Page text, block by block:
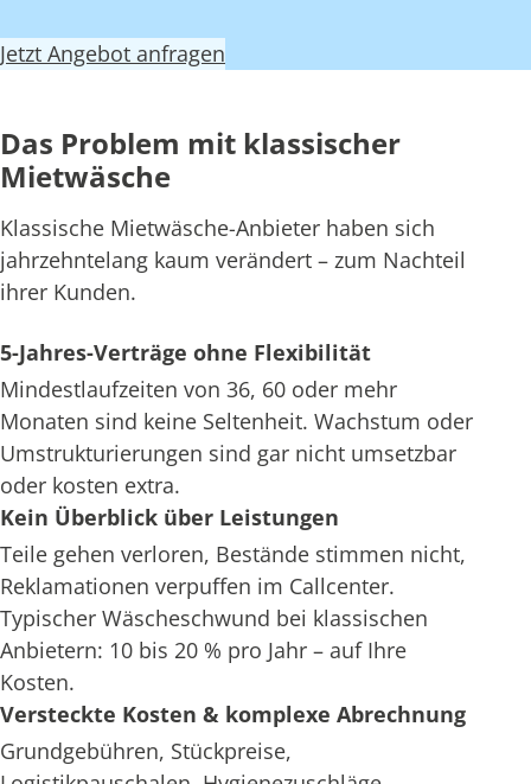
Jetzt Angebot anfragen
Das Problem mit klassischer
Mietwäsche
Klassische Mietwäsche-Anbieter haben sich
jahrzehntelang kaum verändert – zum Nachteil
ihrer Kunden.
5-Jahres-Verträge ohne Flexibilität
Mindestlaufzeiten von 36, 60 oder mehr
Monaten sind keine Seltenheit. Wachstum oder
Umstrukturierungen sind gar nicht umsetzbar
oder kosten extra.
Kein Überblick über Leistungen
Teile gehen verloren, Bestände stimmen nicht,
Reklamationen verpuffen im Callcenter.
Typischer Wäscheschwund bei klassischen
Anbietern: 10 bis 20 % pro Jahr – auf Ihre
Kosten.
Versteckte Kosten & komplexe Abrechnung
Grundgebühren, Stückpreise,